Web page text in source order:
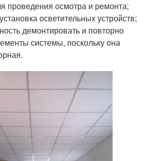
проведения осмотра и ремонта;
осветительных устройств;
демонтировать и повторно
системы, поскольку она